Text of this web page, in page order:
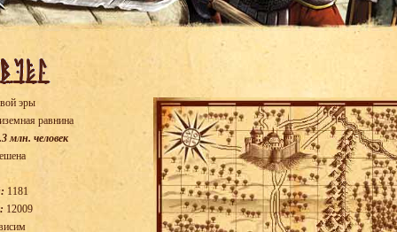
эры
равнина
млн. человек
1181
12009